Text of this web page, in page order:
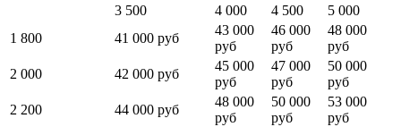
3 500
4 000 4 500
5 000
1 800
41 000 руб
43 000
руб
46 000
руб
48 000
руб
2 000
42 000 руб
45 000
руб
47 000
руб
50 000
руб
2 200
44 000 руб
48 000
руб
50 000
руб
53 000
руб